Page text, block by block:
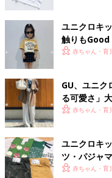
ユニクロキ
触りも
赤ちゃん・育
GU、ユニ
る可愛さ」
赤ちゃん・育
ユニクロキ
ツ・パジャ
赤ちゃん・育